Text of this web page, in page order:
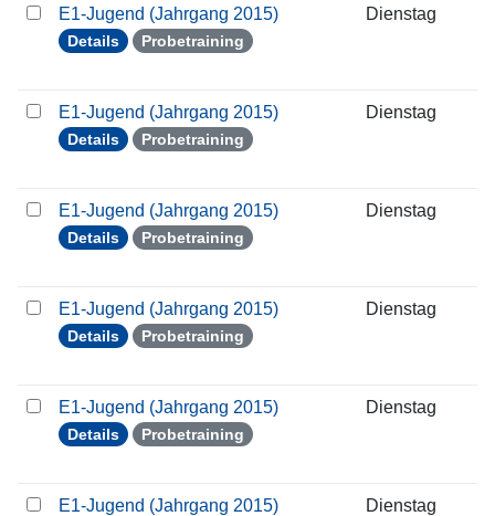
E1-Jugend (Jahrgang 2015)
Details Probetraining
Dienstag
E1-Jugend (Jahrgang 2015)
Details Probetraining
Dienstag
E1-Jugend (Jahrgang 2015)
Details Probetraining
Dienstag
E1-Jugend (Jahrgang 2015)
Details Probetraining
Dienstag
E1-Jugend (Jahrgang 2015)
Details Probetraining
Dienstag
E1-Jugend (Jahrgang 2015) Dienstag